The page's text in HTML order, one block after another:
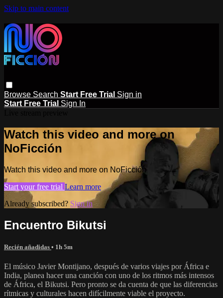
Skip to main content
Browse Search Start Free Trial Sign in
Start Free Trial Sign In
Watch this video and more on
NoFicción
Watch this video and more on NoFicción
Start your free trial Learn more
Already subscribed? Sign in
Encuentro Bikutsi
Recién añadidas • 1h 5m
El músico Javier Montijano, después de varios viajes por África e
India, planea hacer una canción con uno de los ritmos más intensos
de África, el Bikutsi. Pero pronto se da cuenta de que las diferencias
rítmicas y culturales hacen difícilmente viable el proyecto.